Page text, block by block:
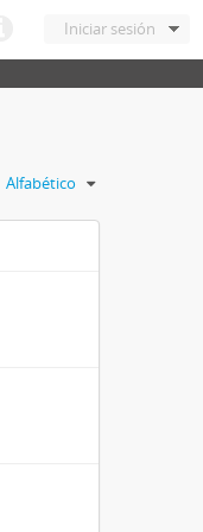
Iniciar sesión
Alfabético